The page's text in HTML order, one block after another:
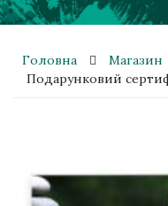
Головна Магазин
Подарунковий